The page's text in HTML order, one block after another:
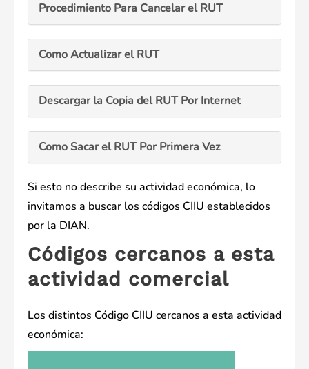
Procedimiento Para Cancelar el RUT
Como Actualizar el RUT
Descargar la Copia del RUT Por Internet
Como Sacar el RUT Por Primera Vez
Si esto no describe su actividad económica, lo
invitamos a buscar los códigos CIIU establecidos
por la DIAN.
Códigos cercanos a esta
actividad comercial
Los distintos Código CIIU cercanos a esta actividad
económica: